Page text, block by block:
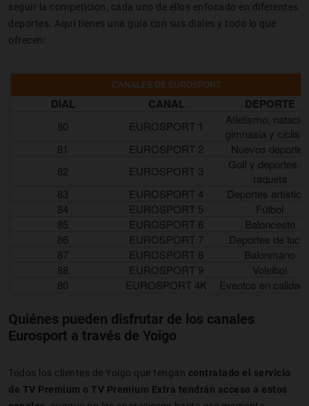
seguir la competición, cada uno de ellos enfocado en diferentes
deportes. Aquí tienes una guía con sus diales y todo lo que
ofrecen:
CANALES DE EUROSPORT
DIAL CANAL DEPORTE
80 EUROSPORT 1
Atletismo,
gimnasia y
81
EUROSPORT 2
Nuevos deportes
82
EUROSPORT 3
Golf y deportes
raqueta
83
EUROSPORT 4
Deportes
84
EUROSPORT 5
Fútbol
85
EUROSPORT 6
Baloncesto
86
EUROSPORT 7
Deportes de
87
EUROSPORT 8
Balonmano
88
EUROSPORT 9
Voleibol
80
EUROSPORT 4K Eventos en calidad
Quiénes pueden disfrutar de los canales
Eurosport a través de Yoigo
Todos los clientes de Yoigo que tengan contratado el servicio
de TV Premium o TV Premium Extra tendrán acceso a estos